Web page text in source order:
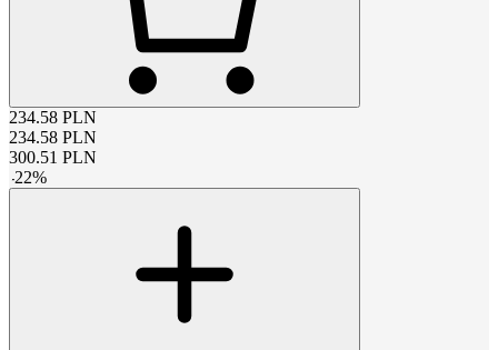
234.58 PLN
234.58 PLN
300.51 PLN
-22%